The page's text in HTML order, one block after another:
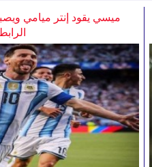
ميسي يقود إنتر ميامي